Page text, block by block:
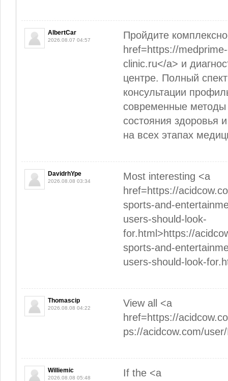
AlbertCar
2026.08.07 04:57
Пройдите
href=https://
clinic.ru</a> и
центре. Полный
консультации
современные методы
состояния здоровья
на всех этапах
DavidrhYpe
2026.08.08 03:34
Most interesting <a
href=https://
sports-and-
users-should-look-
for.html>https://
sports-and-
users-should-look-
Thomascip
2026.08.08 04:22
View all <a
href=https://
ps://acidcow.com/
Williemic
2026.08.08 05:48
If the <a